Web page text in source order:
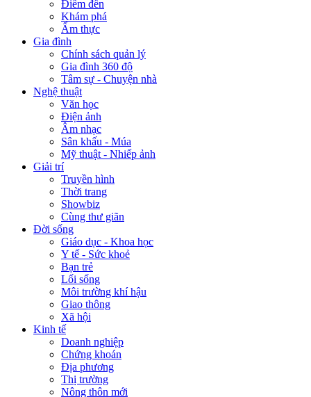
Điểm đến
Khám phá
Ẩm thực
Gia đình
Chính sách quản lý
Gia đình 360 độ
Tâm sự - Chuyện nhà
Nghệ thuật
Văn học
Điện ảnh
Âm nhạc
Sân khấu - Múa
Mỹ thuật - Nhiếp ảnh
Giải trí
Truyền hình
Thời trang
Showbiz
Cùng thư giãn
Đời sống
Giáo dục - Khoa học
Y tế - Sức khoẻ
Bạn trẻ
Lối sống
Môi trường khí hậu
Giao thông
Xã hội
Kinh tế
Doanh nghiệp
Chứng khoán
Địa phương
Thị trường
Nông thôn mới